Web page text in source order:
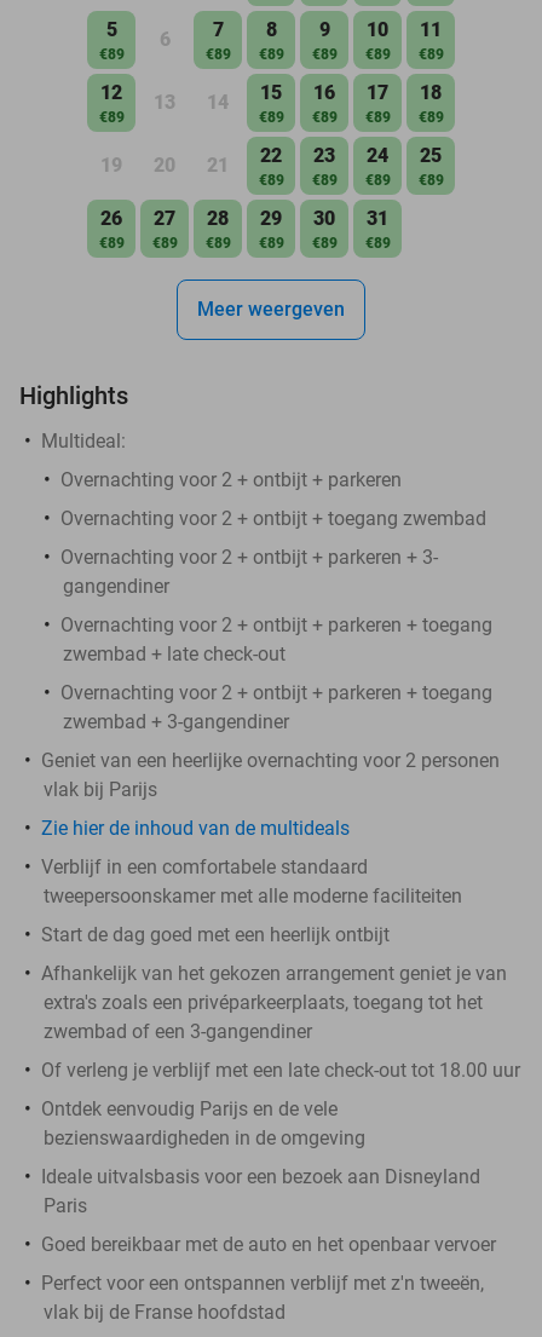
5
€89
6 7
€89
8
€89
9
€89
10
€89
11
€89
12
€89
13 14 15
€89
16
€89
17
€89
18
€89
19 20 21 22
€89
23
€89
24
€89
25
€89
26
€89
27
€89
28
€89
29
€89
30
€89
31
€89
Meer weergeven
Highlights
Multideal:
Overnachting voor 2 + ontbijt + parkeren
Overnachting voor 2 + ontbijt + toegang zwembad
Overnachting voor 2 + ontbijt + parkeren + 3-
gangendiner
Overnachting voor 2 + ontbijt + parkeren + toegang
zwembad + late check-out
Overnachting voor 2 + ontbijt + parkeren + toegang
zwembad + 3-gangendiner
Geniet van een heerlijke overnachting voor 2 personen
vlak bij Parijs
Zie hier de inhoud van de multideals
Verblijf in een comfortabele standaard
tweepersoonskamer met alle moderne faciliteiten
Start de dag goed met een heerlijk ontbijt
Afhankelijk van het gekozen arrangement geniet je van
extra's zoals een privéparkeerplaats, toegang tot het
zwembad of een 3-gangendiner
Of verleng je verblijf met een late check-out tot 18.00 uur
Ontdek eenvoudig Parijs en de vele
bezienswaardigheden in de omgeving
Ideale uitvalsbasis voor een bezoek aan Disneyland
Paris
Goed bereikbaar met de auto en het openbaar vervoer
Perfect voor een ontspannen verblijf met z'n tweeën,
vlak bij de Franse hoofdstad